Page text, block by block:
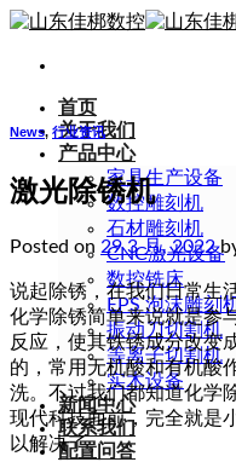
Skip
content
首页
关于我们
产品中心
家具生产设备
数控雕刻机
石材雕刻机
CNC激光设备
数控铣床
EPS 泡沫雕刻
振动刀切割机
等离子切割机
实木设备
新闻中心
联系我们
配置问答
News, 行业资讯
激光除锈机
Posted on 29 3 月, 2022
说起除锈，在我们日常生
化学除锈简单来说就是参
反应，使其铁锈成分改变
的，常用无机酸和有机酸
洗。不过我们都知道化学
现代科技面前，完全就是
以解决了。